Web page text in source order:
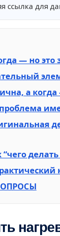
ссылка для
— но это
а